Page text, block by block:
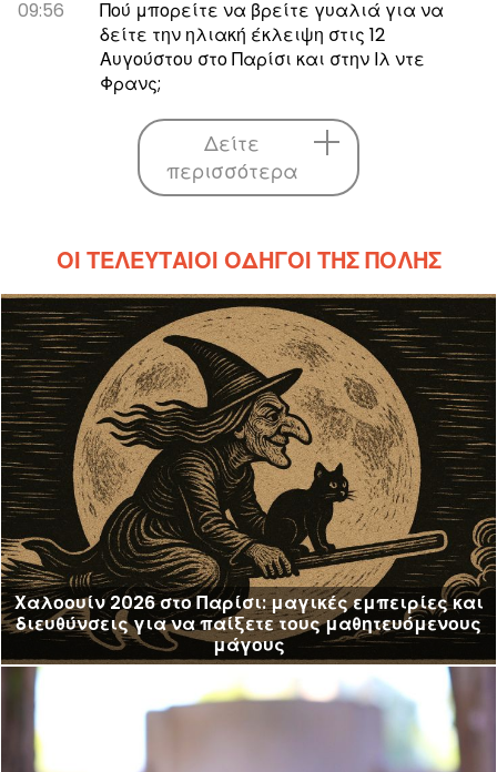
09:56
Πού μπορείτε να βρείτε γυαλιά για να
δείτε την ηλιακή έκλειψη στις 12
Αυγούστου στο Παρίσι και στην Ιλ ντε
Φρανς;
Δείτε
περισσότερα
ΟΙ ΤΕΛΕΥΤΑΊΟΙ ΟΔΗΓΟΊ ΤΗΣ ΠΌΛΗΣ
Χαλοουίν 2026 στο Παρίσι: μαγικές εμπειρίες και
διευθύνσεις για να παίξετε τους μαθητευόμενους
μάγους